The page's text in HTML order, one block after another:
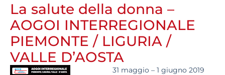
La salute della donna –
AOGOI INTERREGIONALE
PIEMONTE / LIGURIA /
VALLE D’AOSTA
31 maggio – 1 giugno 2019